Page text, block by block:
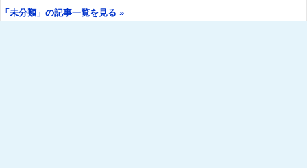
「未分類」の記事一覧を見る »